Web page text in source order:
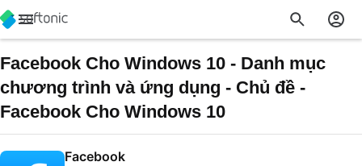
Facebook Cho Windows 10 - Danh mục
chương trình và ứng dụng - Chủ đề -
Facebook Cho Windows 10
Facebook